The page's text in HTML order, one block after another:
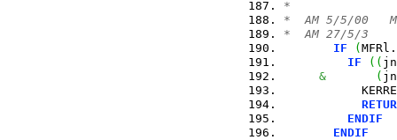
*
*  AM 5/5/00
*  AM 27/5/3
IF
(MFRl.
IF
( (
&
(
ENDIF
ENDIF